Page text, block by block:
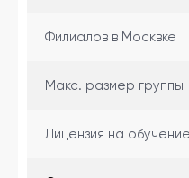
Филиалов в Москвке
Макс. размер группы
Лицензия на обучение